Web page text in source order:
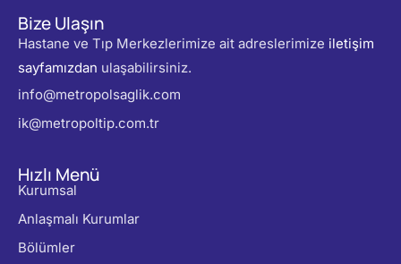
Bize Ulaşın
Hastane ve Tıp Merkezlerimize ait adreslerimize iletişim
sayfamızdan ulaşabilirsiniz.
info@metropolsaglik.com
ik@metropoltip.com.tr
Hızlı Menü
Kurumsal
Anlaşmalı Kurumlar
Bölümler